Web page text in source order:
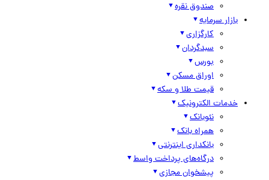
صندوق نقره
بازار سرمایه
کارگزاری
سبدگردان
بورس
اوراق مسکن
قیمت طلا و سکه
خدمات الکترونیک
نئوبانک
همراه بانک
بانکداری اینترنتی
درگاه‌های پرداخت واسط
پیشخوان مجازی